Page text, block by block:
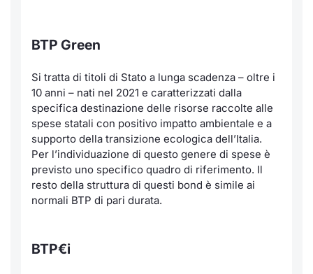
BTP Green
Si tratta di titoli di Stato a lunga scadenza – oltre i
10 anni – nati nel 2021 e caratterizzati dalla
specifica destinazione delle risorse raccolte alle
spese statali con positivo impatto ambientale e a
supporto della transizione ecologica dell’Italia.
Per l’individuazione di questo genere di spese è
previsto uno specifico quadro di riferimento. Il
resto della struttura di questi bond è simile ai
normali BTP di pari durata.
BTP€i